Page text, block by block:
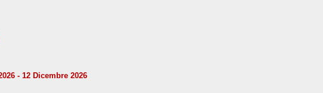
- 12 Dicembre 2026